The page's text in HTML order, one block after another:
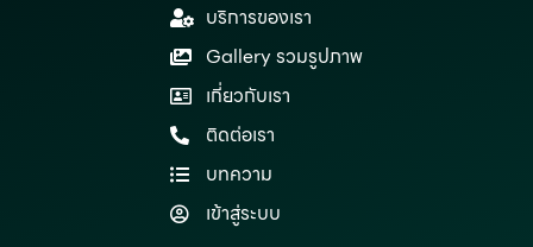
บริการของเรา
Gallery รวมรูปภาพ
เกี่ยวกับเรา
ติดต่อเรา
บทความ
เข้าสู่ระบบ